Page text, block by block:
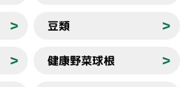
＞ 豆類 ＞
＞ 健康野菜球根 ＞